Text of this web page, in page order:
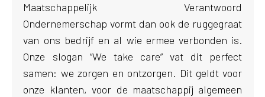
Maatschappelijk Verantwoord
Ondernemerschap vormt dan ook de ruggegraat
van ons bedrijf en al wie ermee verbonden is.
Onze slogan “We take care” vat dit perfect
samen: we zorgen en ontzorgen. Dit geldt voor
onze klanten, voor de maatschappij algemeen